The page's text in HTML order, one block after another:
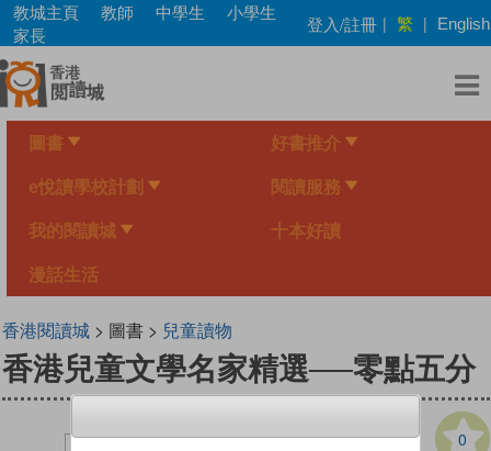
Skip
main
content
教城主頁 教師 中學生
小學生
家長
登入/註冊 | 繁 | English
圖書 好書推介
e悅讀學校計劃 閱讀服務
我的閱讀城 十本好讀
漫話生活
香港閱讀城> 圖書 > 兒童讀物
香港兒童文學名家精選──零點五分
0